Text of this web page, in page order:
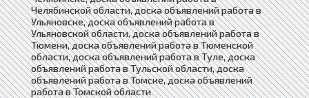
Челябинской области, доска объявлений работа в
Ульяновске, доска объявлений работа в
Ульяновской области, доска объявлений работа в
Тюмени, доска объявлений работа в Тюменской
области, доска объявлений работа в Туле, доска
объявлений работа в Тульской области, доска
объявлений работа в Томске, доска объявлений
работа в Томской области